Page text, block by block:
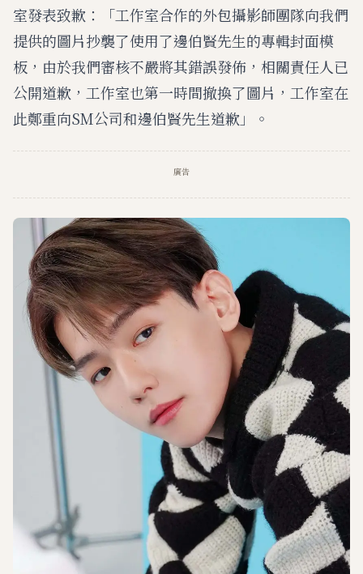
室發表致歉：「工作室合作的外包攝影師團隊向我們
提供的圖片抄襲了使用了邊伯賢先生的專輯封面模
板，由於我們審核不嚴將其錯誤發佈，相關責任人已
公開道歉，工作室也第一時間撤換了圖片，工作室在
此鄭重向SM公司和邊伯賢先生道歉」。
廣告